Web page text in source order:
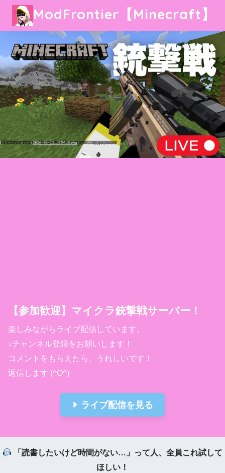
ModFrontier【Minecraft】
【参加歓迎】マイクラ銃撃戦サーバー！
楽しみながらライブ配信しています。
↓チャンネル登録をお願いします！
コメントをもらえたら、うれしいです！
返信します (^O^)
ライブ配信を見る
「読書したいけど時間がない…」って人、全員これ試して
ほしい！